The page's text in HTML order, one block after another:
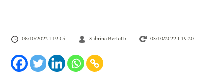
08/10/2022 l 19:05 Sabrina Bertollo 08/10/2022 l 19:20